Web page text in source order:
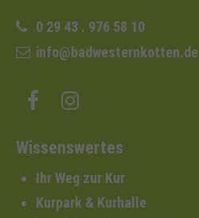
0 29 43 . 976 58 10
info@badwesternkotten.de
Wissenswertes
Ihr Weg zur Kur
Kurpark & Kurhalle